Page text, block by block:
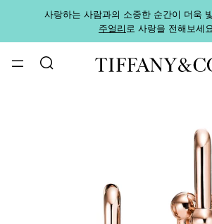
사랑하는 사람과의 소중한 순간이 더욱
주얼리로 사랑을 전해보세